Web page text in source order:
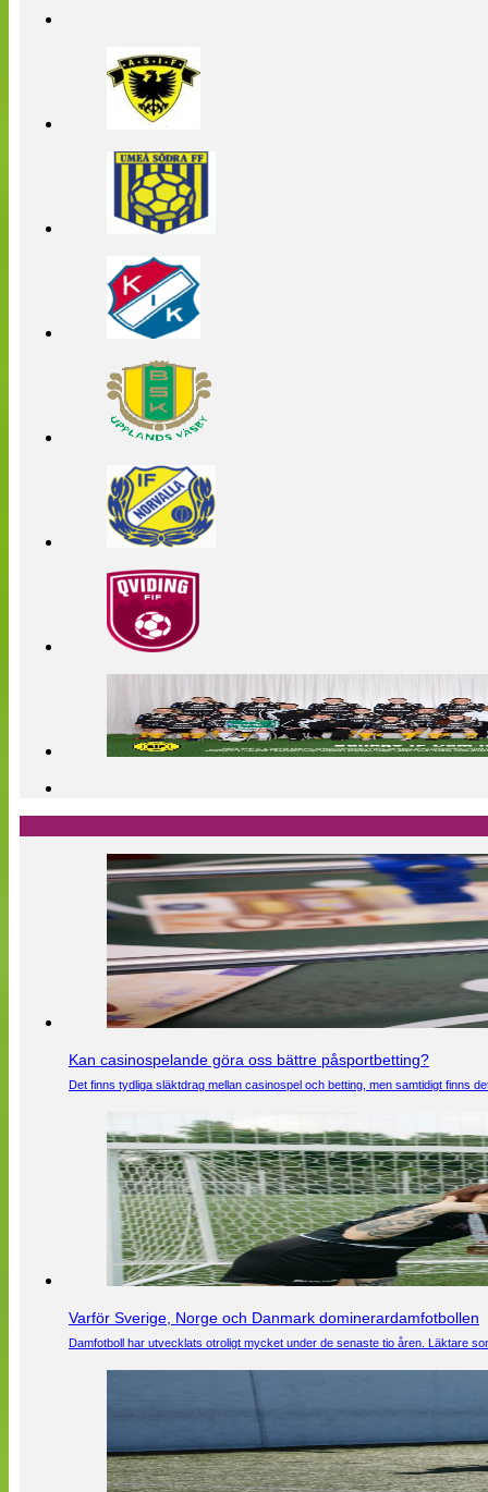
Kan casinospelande göra oss bättre påsportbetting?
Det finns tydliga släktdrag mellan casinospel och betting, men samtidigt finns
Varför Sverige, Norge och Danmark dominerardamfotbollen
Damfotboll har utvecklats otroligt mycket under de senaste tio åren. Läktare